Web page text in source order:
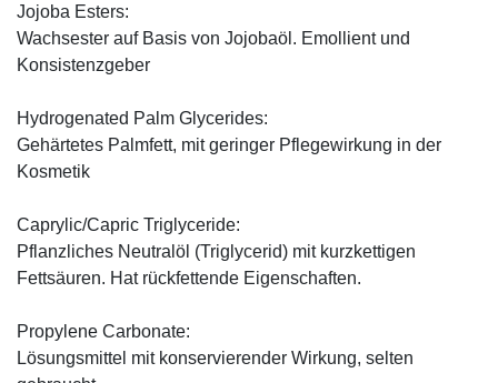
Jojoba Esters:
Wachsester auf Basis von Jojobaöl. Emollient und
Konsistenzgeber
Hydrogenated Palm Glycerides:
Gehärtetes Palmfett, mit geringer Pflegewirkung in der
Kosmetik
Caprylic/Capric Triglyceride:
Pflanzliches Neutralöl (Triglycerid) mit kurzkettigen
Fettsäuren. Hat rückfettende Eigenschaften.
Propylene Carbonate:
Lösungsmittel mit konservierender Wirkung, selten